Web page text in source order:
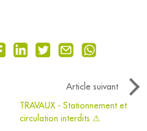
Article suivant
TRAVAUX - Stationnement et
circulation interdits ⚠